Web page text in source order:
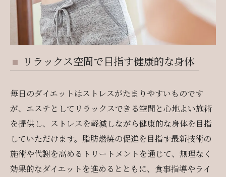
リラックス空間で目指す健康的な身体
毎日のダイエットはストレスがたまりやすいものです
が、エステとしてリラックスできる空間と心地よい施術
を提供し、ストレスを軽減しながら健康的な身体を目指
していただけます。脂肪燃焼の促進を目指す最新技術の
施術や代謝を高めるトリートメントを通じて、無理なく
効果的なダイエットを進めるとともに、食事指導やライ